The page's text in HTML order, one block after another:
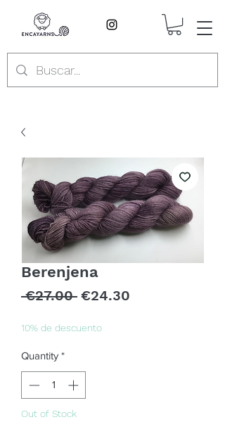
Berenjena
€27.00 Regular
€24.30
10% de descuento
Quantity *
Out of Stock